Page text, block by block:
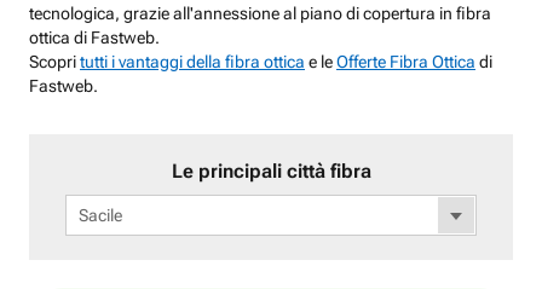
tecnologica, grazie all'annessione al piano di copertura in fibra
ottica di Fastweb.
Scopritutti i vantaggi della fibra ottica e leOfferte Fibra Ottica di
Fastweb.
Le principali città fibra
Sacile